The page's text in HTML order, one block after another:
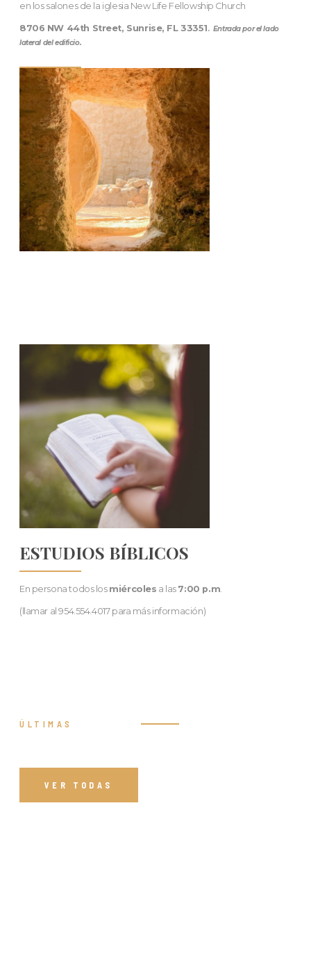
en los salones de la iglesia New Life Fellowship Church
8706 NW 44th Street, Sunrise, FL 33351. Entrada por el lado
lateral del edificio.
ESTUDIOS BÍBLICOS
En persona todos los miércoles a las 7:00 p.m.
(llamar al 954.554.4017 para más información)
ÚLTIMAS
VER TODAS